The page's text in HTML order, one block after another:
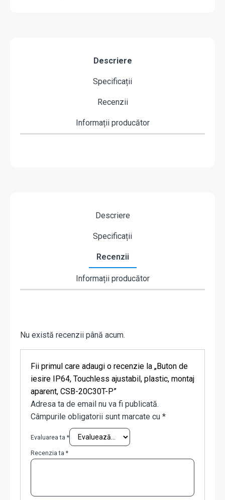
Descriere
Specificații
Recenzii
Informații producător
Descriere
Specificații
Recenzii
Informații producător
Nu există recenzii până acum.
Fii primul care adaugi o recenzie la „Buton de
iesire IP64, Touchless ajustabil, plastic, montaj
aparent, CSB-20C30T-P”
Adresa ta de email nu va fi publicată.
Câmpurile obligatorii sunt marcate cu *
Evaluarea ta *
Recenzia ta *